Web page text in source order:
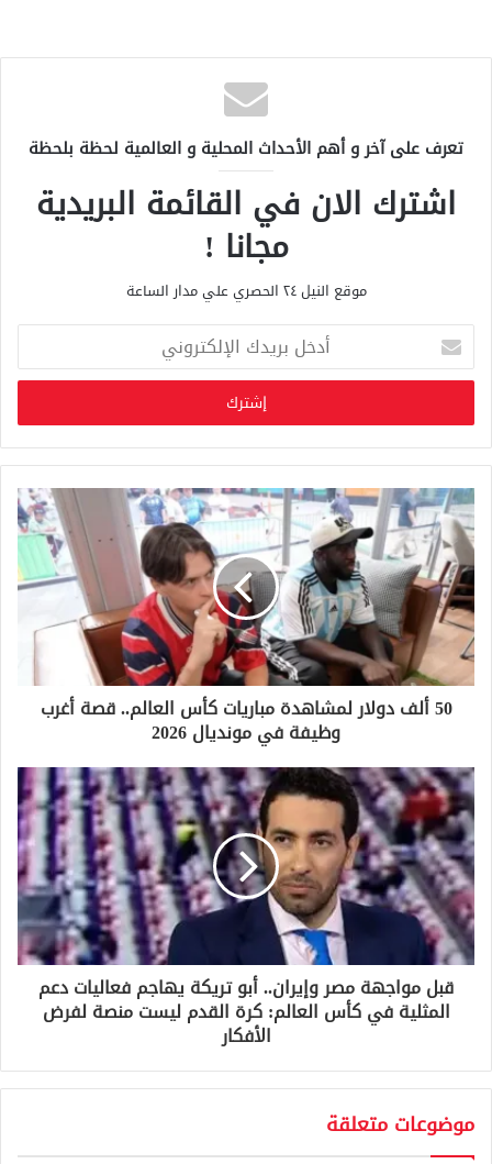
تعرف على آخر و أهم الأحداث المحلية و العالمية لحظة بلحظة
اشترك الان في القائمة البريدية
مجانا !
موقع النيل ٢٤ الحصري علي مدار الساعة
خ
ب
ر
ي
د
ك
ا
ل
إ
ل
ك
ت
ر
50 ألف دولار لمشاهدة مباريات كأس العالم.. قصة أغرب
وظيفة في مونديال 2026
قبل مواجهة مصر وإيران.. أبو تريكة يهاجم فعاليات دعم
المثلية في كأس العالم: كرة القدم ليست منصة لفرض
الأفكار
موضوعات متعلقة